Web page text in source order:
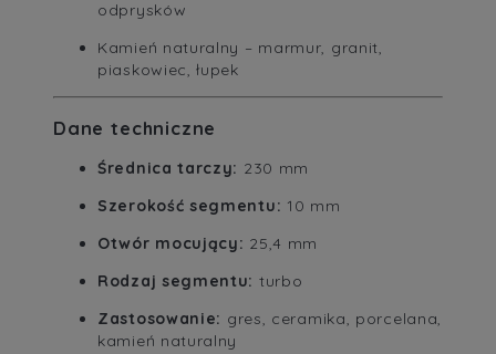
odprysków
Kamień naturalny – marmur, granit,
piaskowiec, łupek
Dane techniczne
Średnica tarczy: 230 mm
Szerokość segmentu: 10 mm
Otwór mocujący: 25,4 mm
Rodzaj segmentu: turbo
Zastosowanie: gres, ceramika, porcelana,
kamień naturalny